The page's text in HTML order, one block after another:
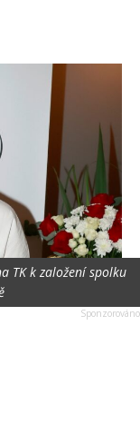
TK k založení spolku